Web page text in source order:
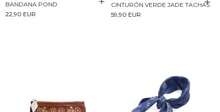
BANDANA POND
22,90 EUR
CINTURÓN VERDE JADE TACHAS
59,90 EUR